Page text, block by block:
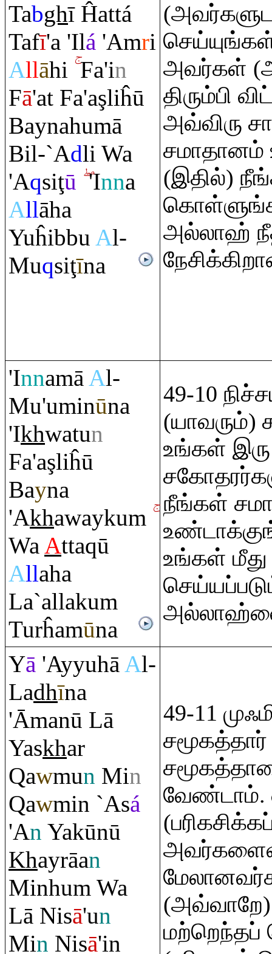
Tabghī Ĥattá
Tafī'a 'Ilá 'Amri
Allāhi Fa'in
Fā'at Fa'aşliĥū
Baynahumā
Bil-`Adli Wa
'Aqsiţū 'Inna
Allāha
Yuĥibbu Al-
Muqsiţīna
அவர்கள்
திரும்பி
அவ்விரு
(இதில்)
அல்லாஹ்
'InnamāAl-
Mu'uminūna
'Ikhwatun
Fa'aşliĥū
Bayna
'Akhawaykum
WaAttaqū
Allaha
La`allakum
Turĥamūna
49-10
உங்கள் இரு
நீங்கள்
உங்கள் மீது
Yā 'AyyuhāAl-
Ladhīna
'Āmanū Lā
Yaskhar
Qawmun Min
Qawmin `Asá
'An Yakūnū
Khayrāan
Minhum Wa
Lā Nisā'un
Min Nisā'in
49-11
சமூகத்தார்
வேண்டாம்.